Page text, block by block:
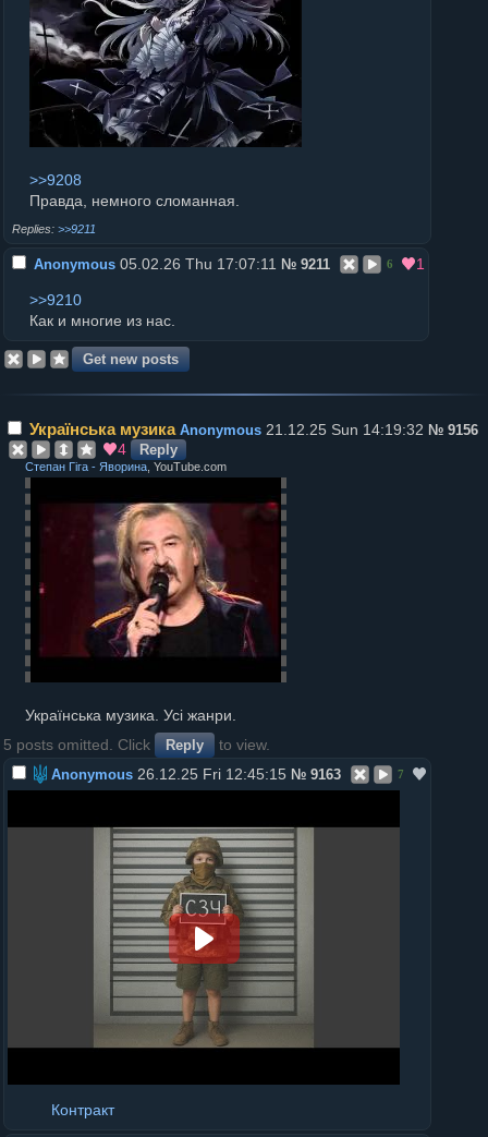
>>9208
Правда, немного сломанная.
>>9211
Anonymous 05.02.26 Thu 17:07:11 № 9211 6 1
>>9210
Как и многие из нас.
Українська музика Anonymous 21.12.25 Sun 14:19:32 № 9156
4 Reply
Степан Гіга - Яворина , YouTube.com
Українська музика. Усі жанри.
5 posts omitted. Click
Reply to view.
Anonymous 26.12.25 Fri 12:45:15 № 9163 7
Контракт